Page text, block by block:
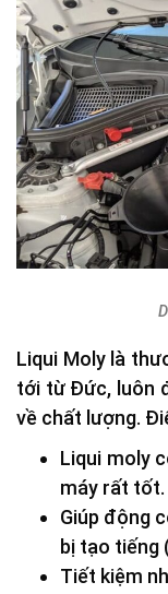
Liqui Moly là
tới từ Đức, luôn
về chất lượng.
Liqui moly
máy rất tốt.
Giúp động
bị tạo tiếng
Tiết kiệm